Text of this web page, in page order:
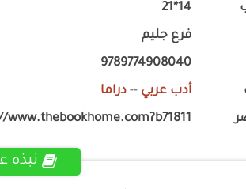
14*21
فرع جليم
9789774908040
أدب عربي -- دراما
www.thebookhome.com?b71811
نبذه